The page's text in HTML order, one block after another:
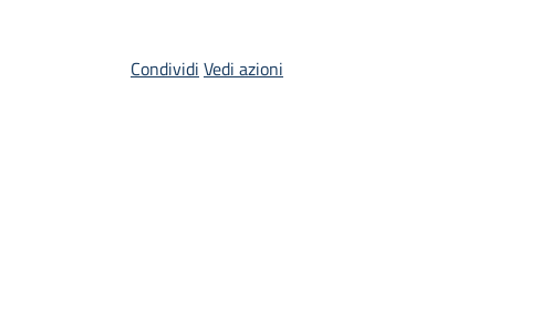
Condividi Vedi azioni